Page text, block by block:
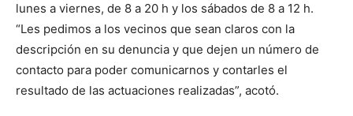
lunes a viernes, de 8 a 20 h y los sábados de 8 a 12 h.
“Les pedimos a los vecinos que sean claros con la
descripción en su denuncia y que dejen un número de
contacto para poder comunicarnos y contarles el
resultado de las actuaciones realizadas”, acotó.